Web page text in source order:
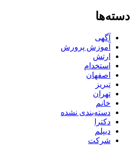
دسته‌ها
آگهی
آموزش پرورش
ارتش
استخدام
اصفهان
تبریز
تهران
خانم
دسته‌بندی نشده
دکترا
دیپلم
شرکت